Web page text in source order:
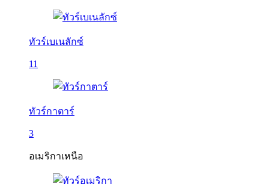
ทัวร์เบเนลักซ์
11
ทัวร์กาตาร์
3
อเมริกาเหนือ